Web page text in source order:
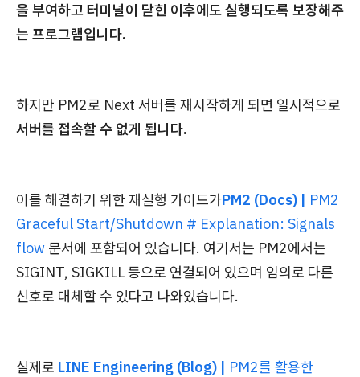
을 부여하고 터미널이 닫힌 이후에도 실행되도록 보장해주
는 프로그램입니다.
하지만 PM2로 Next 서버를 재시작하게 되면 일시적으로
서버를 접속할 수 없게 됩니다.
이를 해결하기 위한 재실행 가이드가PM2 (Docs) | PM2
Graceful Start/Shutdown # Explanation: Signals
flow 문서에 포함되어 있습니다. 여기서는 PM2에서는
SIGINT, SIGKILL 등으로 연결되어 있으며 임의로 다른
신호로 대체할 수 있다고 나와있습니다.
실제로 LINE Engineering (Blog) | PM2를 활용한